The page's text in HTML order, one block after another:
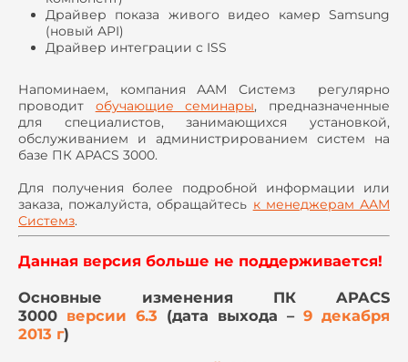
Драйвер показа живого видео камер Samsung
(новый API)
Драйвер интеграции с ISS
Напоминаем, компания ААМ Системз регулярно
проводит обучающие семинары, предназначенные
для специалистов, занимающихся установкой,
обслуживанием и администрированием систем на
базе ПК APACS 3000.
Для получения более подробной информации или
заказа, пожалуйста, обращайтесь к менеджерам ААМ
Системз.
Данная версия больше не поддерживается!
Основные изменения ПК APACS
3000 версии 6.3 (дата выхода – 9 декабря
2013 г)